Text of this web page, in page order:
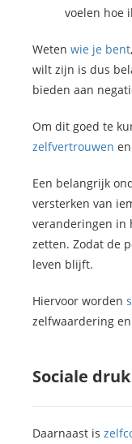
voelen hoe
Weten wie je bent
wilt zijn is dus
bieden aan
Om dit goed te
zelfvertrouwen
Een belangrijk
versterken van
veranderingen in
zetten. Zodat de
leven blijft.
Hiervoor worden
zelfwaardering
Sociale
Daarnaast is